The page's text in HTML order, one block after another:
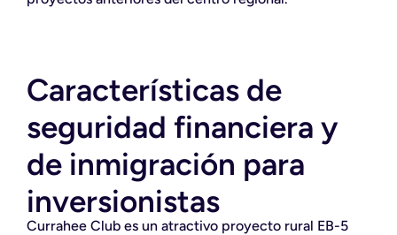
Características de
seguridad financiera y
de inmigración para
inversionistas
Currahee Club es un atractivo proyecto rural EB-5